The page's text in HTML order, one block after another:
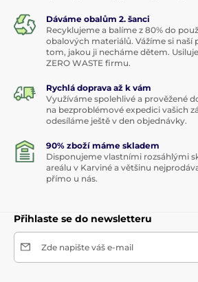
Dáváme obalům 2. šanci
Recyklujeme a balíme z 80% do
obalových materiálů. Vážíme si naší
tom, jakou ji necháme dětem.
ZERO WASTE firmu.
Rychlá doprava až k vám
Využíváme spolehlivé a prověžené
na bezproblémové expedici vašich
odesíláme ještě v den objednávky.
90% zboží máme skladem
Disponujeme vlastními rozsáhlými
areálu v Karviné a většinu
přímo u nás.
Přihlaste se do newsletteru
Zde napište váš e-mail